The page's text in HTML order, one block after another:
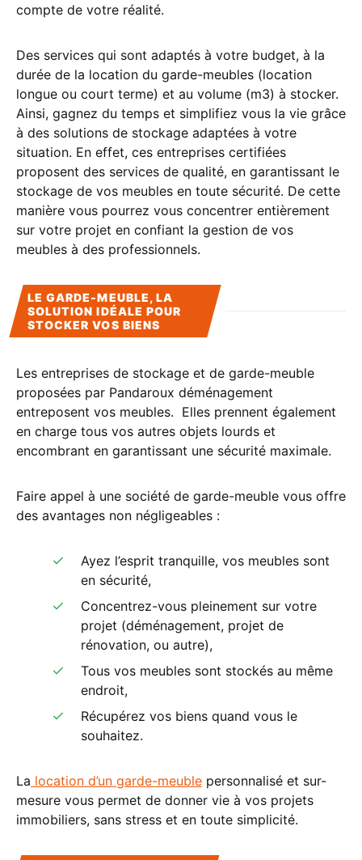
compte de votre réalité.
Des services qui sont adaptés à votre budget, à la
durée de la location du garde-meubles (location
longue ou court terme) et au volume (m3) à stocker.
Ainsi, gagnez du temps et simplifiez vous la vie grâce
à des solutions de stockage adaptées à votre
situation. En effet, ces entreprises certifiées
proposent des services de qualité, en garantissant le
stockage de vos meubles en toute sécurité. De cette
manière vous pourrez vous concentrer entièrement
sur votre projet en confiant la gestion de vos
meubles à des professionnels.
LE GARDE-MEUBLE, LA
SOLUTION IDÉALE POUR
STOCKER VOS BIENS
Les entreprises de stockage et de garde-meuble
proposées par Pandaroux déménagement
entreposent vos meubles. Elles prennent également
en charge tous vos autres objets lourds et
encombrant en garantissant une sécurité maximale.
Faire appel à une société de garde-meuble vous offre
des avantages non négligeables :
Ayez l’esprit tranquille, vos meubles sont
en sécurité,
Concentrez-vous pleinement sur votre
projet (déménagement, projet de
rénovation, ou autre),
Tous vos meubles sont stockés au même
endroit,
Récupérez vos biens quand vous le
souhaitez.
La location d’un garde-meuble personnalisé et sur-
mesure vous permet de donner vie à vos projets
immobiliers, sans stress et en toute simplicité.